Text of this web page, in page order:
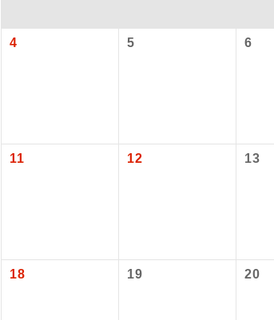
4 5 6
11 12 13
18 19 20
現地添乗員同行